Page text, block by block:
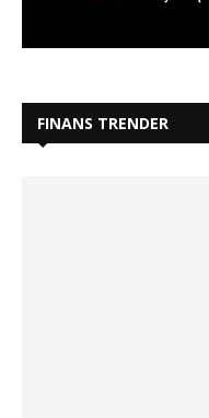
FINANS TRENDER